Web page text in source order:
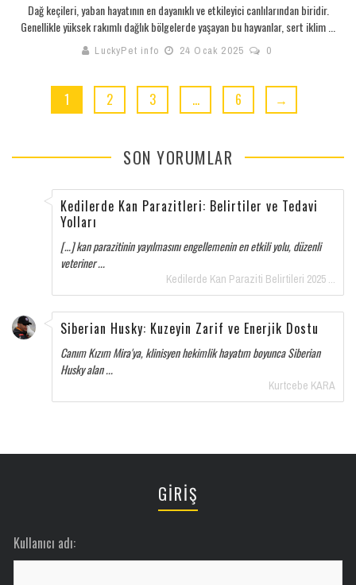
Dağ keçileri, yaban hayatının en dayanıklı ve etkileyici canlılarından biridir.
Genellikle yüksek rakımlı dağlık bölgelerde yaşayan bu hayvanlar, sert iklim ...
LuckyPet info 24 Ocak 2025 0
1 2 3 … 6 →
SON YORUMLAR
Kedilerde Kan Parazitleri: Belirtiler ve Tedavi
Yolları
[…] kan parazitinin yayılmasını engellemenin en etkili yolu, düzenli
veteriner ...
Kedilerde Kan Paraziti Belirtileri 2025 ...
Siberian Husky: Kuzeyin Zarif ve Enerjik Dostu
Canım Kızım Mira'ya, klinisyen hekimlik hayatım boyunca Siberian
Husky alan ...
Kurtcebe KARA
GİRİŞ
Kullanıcı adı: